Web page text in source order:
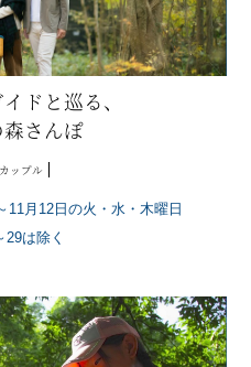
ドと巡る、
さんぽ
カップル
11月12日の火・水・木曜日
は除く